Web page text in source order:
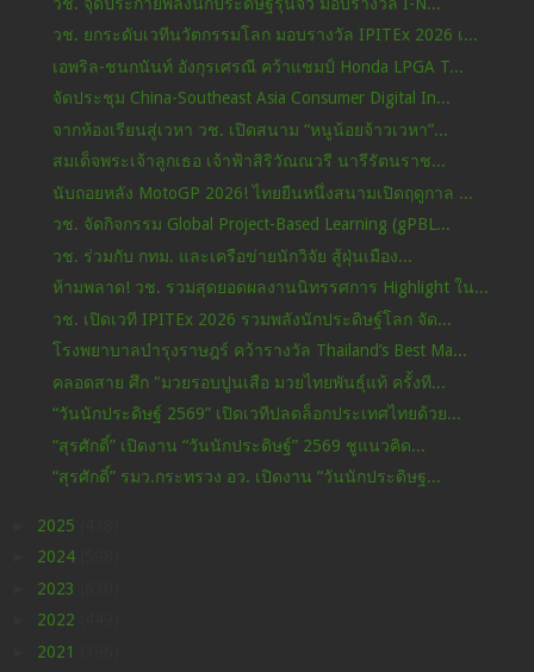
วช. ยกระดับเวทีนวัตกรรมโลก มอบรางวัล IPITEx 2026 เ...
เอพริล-ชนกนันท์ อังกุรเศรณี คว้าแชมป์ Honda LPGA T...
จัดประชุม China-Southeast Asia Consumer Digital In...
จากห้องเรียนสู่เวหา วช. เปิดสนาม “หนูน้อยจ้าวเวหา”...
สมเด็จพระเจ้าลูกเธอ เจ้าฟ้าสิริวัณณวรี นารีรัตนราช...
นับถอยหลัง MotoGP 2026! ไทยยืนหนึ่งสนามเปิดฤดูกาล ...
วช. จัดกิจกรรม Global Project-Based Learning (gPBL...
วช. ร่วมกับ กทม. และเครือข่ายนักวิจัย สู้ฝุ่นเมือง...
ห้ามพลาด! วช. รวมสุดยอดผลงานนิทรรศการ Highlight ใน...
วช. เปิดเวที IPITEx 2026 รวมพลังนักประดิษฐ์โลก จัด...
โรงพยาบาลบำรุงราษฎร์ คว้ารางวัล Thailand’s Best Ma...
คลอดสาย ศึก "มวยรอบปูนเสือ มวยไทยพันธุ์แท้ ครั้งที...
“วันนักประดิษฐ์ 2569” เปิดเวทีปลดล็อกประเทศไทยด้วย...
“สุรศักดิ์” เปิดงาน “วันนักประดิษฐ์” 2569 ชูแนวคิด...
“สุรศักดิ์” รมว.กระทรวง อว. เปิดงาน “วันนักประดิษฐ...
2025
2024
2023
2022
2021